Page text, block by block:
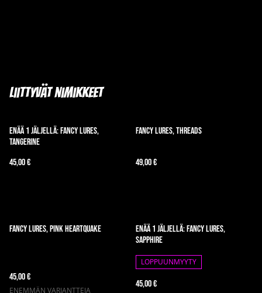
Liittyvät nimikkeet
Enää 1 jäljellä: Fancy Lures,
Tangerine
45,00 €
Fancy Lures, Threads
49,00 €
Fancy Lures, Pink Heartquake
45,00 €
ENEMMÄN VARIANTTEJA
Enää 1 jäljellä: Fancy Lures,
Sapphire
LOPPUUNMYYTY
45,00 €